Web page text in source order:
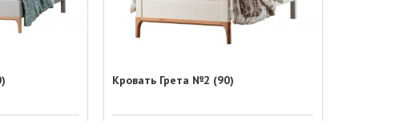
Кровать Грета №2 (90)